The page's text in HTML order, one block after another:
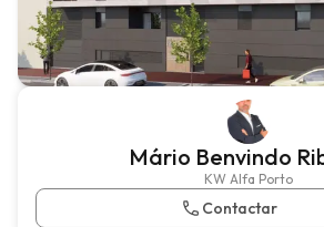
Mário Benvindo
KW Alfa Porto
Contactar